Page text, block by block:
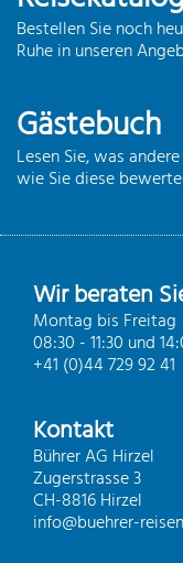
Bestellen Sie noch
Ruhe in unseren
Gästebuch
Lesen Sie, was
wie Sie diese
Wir beraten
Montag bis Freitag
08:30 - 11:30 und
+41 (0)44 729 92 41
Kontakt
Bührer AG Hirzel
Zugerstrasse 3
CH-8816 Hirzel
info@buehrer-